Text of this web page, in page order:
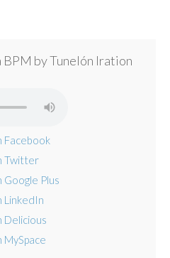
BPM by Tunelón Iration